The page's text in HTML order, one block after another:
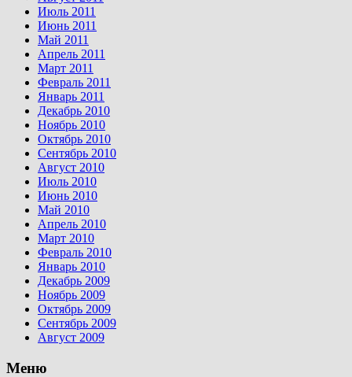
Июль 2011
Июнь 2011
Май 2011
Апрель 2011
Март 2011
Февраль 2011
Январь 2011
Декабрь 2010
Ноябрь 2010
Октябрь 2010
Сентябрь 2010
Август 2010
Июль 2010
Июнь 2010
Май 2010
Апрель 2010
Март 2010
Февраль 2010
Январь 2010
Декабрь 2009
Ноябрь 2009
Октябрь 2009
Сентябрь 2009
Август 2009
Меню